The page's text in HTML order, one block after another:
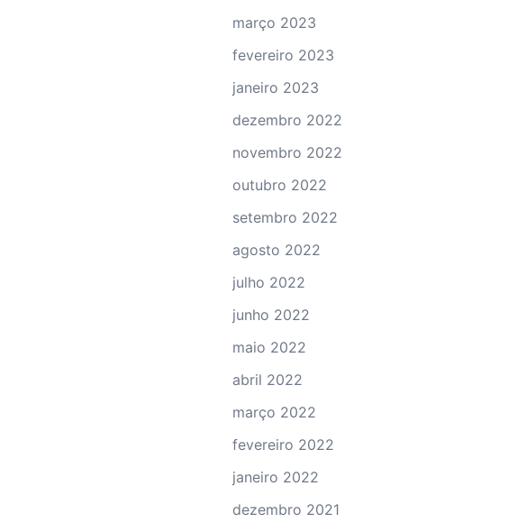
março 2023
fevereiro 2023
janeiro 2023
dezembro 2022
novembro 2022
outubro 2022
setembro 2022
agosto 2022
julho 2022
junho 2022
maio 2022
abril 2022
março 2022
fevereiro 2022
janeiro 2022
dezembro 2021